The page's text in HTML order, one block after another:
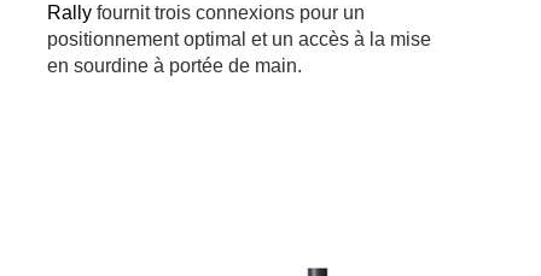
Rally fournit trois connexions pour un
positionnement optimal et un accès à la mise
en sourdine à portée de main.